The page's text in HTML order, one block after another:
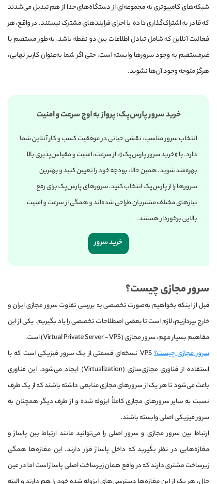
شبکه‌های کامپیوتری به مجموعه‌ای از دستگاه‌های جدا از هم تبدیل می‌شدند
که قادر به اشتراک‌گذاری داده یا اجرای فرایندهای مشترک نیستند. در واقع، هر
فعالیت آنلاین که شامل تبادل اطلاعات بین دو نقطه باشد، به طور مستقیم یا
غیرمستقیم به وجود سرورها وابسته است، حتی اگر شما به‌عنوان کاربر نهایی،
هرگز متوجه وجود آن‌ها نشوید.
خرید سرور پارس‌پک: پرواز به اوج سرعت و امنیت
انتخاب سرور مناسب، نقشی حیاتی در موفقیت کسب و کار آنلاین شما
دارد. با «خرید سرور پارس‌پک»، از سرعت، امنیت و مقیاس‌پذیری بالا
بهره‌مند شوید. همین حالا، بودجه خود را تعیین کنید و بهترین
سرورها را از پارس‌پک انتخاب کنید. سرورهای پارس‌پک برای رفع
نیازهای مختلف مشتریان طراحی شده‌اند و همگی از سرعت و امنیت
بالایی برخوردار هستند.
خرید سرور
سرور مجازی چیست؟
قبل از اینکه بخواهیم به‌صورت تخصصی به بررسی تفاوت سرور مجازی ایران و
خارج بپردازیم، لازم است تا بعضی اصطلاحات تخصصی را یاد بگیریم. یکی از این
مفاهیم بسیار مهم، سرور مجازی (Virtual Private Server – VPS) است.
سرور مجازی چیست؟
VPS نسخه‌ای قسمتی از یک سرور فیزیکی است که با
استفاده از فناوری مجازی‌سازی (Virtualization) ایجاد می‌شود. این فناوری
باعث می‌شود تا هر یک از سرورهای مجازی منابعی داشته باشند که از یک طرف
نسبت به سایر سرورهای مجازی کاملاً ایزوله شده و از طرف دیگر همچنان به
سرور فیزیکی اصلی وابسته باشند.
ارتباط بین سرور مجازی و سرور اصلی را می‌توانید مانند ارتباط بین پاساژ و
مغازه‌هایی در نظر بگیرید که داخل پاساژ قرار دارند. این مغازه‌ها همگی
زیرساخت مشتری دارند که در واقع همان زیرساخت اصلی پاساژ است اما در عین
حال، هر یک از این مغازه‌ها دسترسی‌های ایزوله شده خود را هم دارند و البته